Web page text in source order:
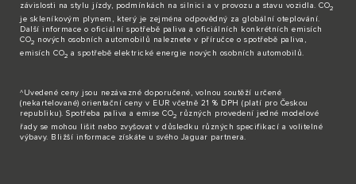
závislosti na stylu jízdy, podmínkách na silnici a v provozu a stavu vozidla. CO2
je skleníkovým plynem, který je zejména odpovědný za globální oteplování.
Další informace o oficiální spotřebě paliva a oficiálních konkrétních emisích
CO2
nových osobních automobilů naleznete v příručce o spotřebě paliva,
emisích CO2 a spotřebě elektrické energie nových osobních automobilů.
^Uvedené ceny jsou nezávazné doporučené, volnou soutěží určené
(nekartelované) orientační ceny v EUR včetně 21 % DPH (platí pro Českou
republiku). Spotřeba paliva a emise CO2
různých provedení jedné modelové
řady se mohou lišit nebo zvyšovat v důsledku různých specifikací a volitelné
výbavy. Bližší informace získáte u svého Jaguar partnera.